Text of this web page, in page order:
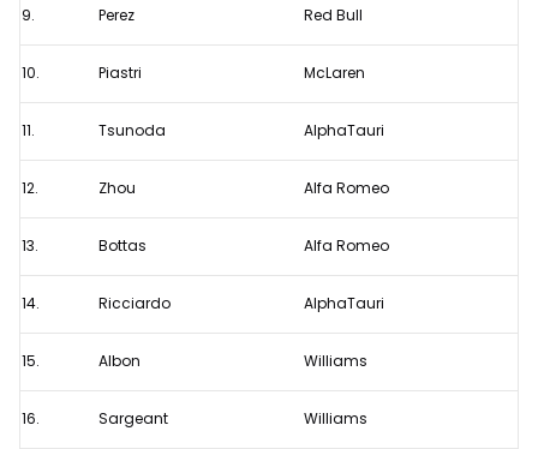
9. Perez Red Bull
10. Piastri McLaren
11. Tsunoda AlphaTauri
12. Zhou Alfa Romeo
13. Bottas Alfa Romeo
14. Ricciardo AlphaTauri
15. Albon Williams
16. Sargeant Williams